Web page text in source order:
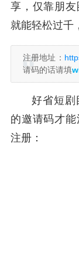
享，仅靠朋
就能轻松过千
注册地址：
请码的话请填
好省短剧
的邀请码才
注册：